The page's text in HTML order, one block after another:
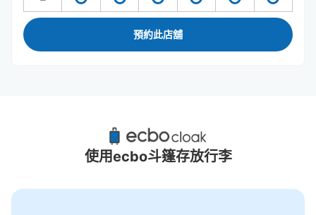
預約此店舖
浦和御園站附近推薦的寄物櫃
1個投幣式置物櫃
使用ecbo斗篷存放行李